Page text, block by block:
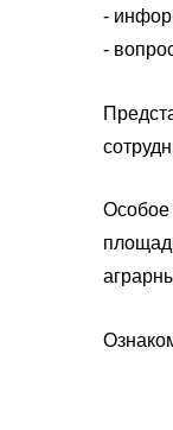
-
-
Особое